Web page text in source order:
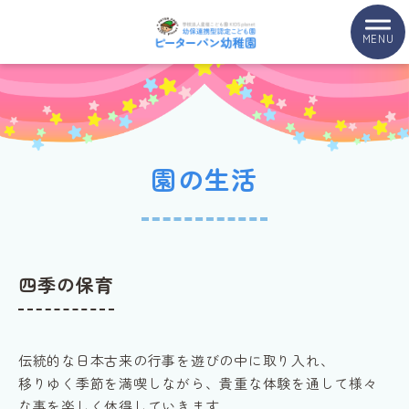
MENU
園の生活
四季の保育
伝統的な日本古来の行事を遊びの中に取り入れ、
移りゆく季節を満喫しながら、貴重な体験を通して様々